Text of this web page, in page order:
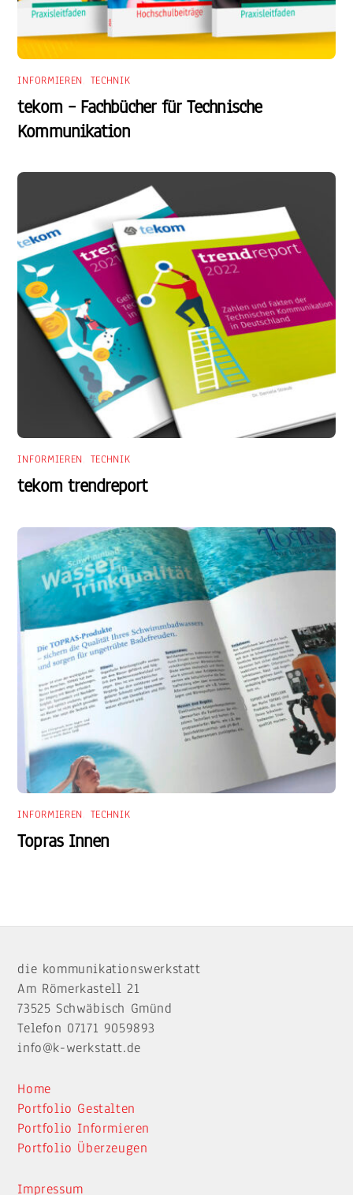
INFORMIEREN TECHNIK
tekom – Fachbücher für Technische
Kommunikation
INFORMIEREN TECHNIK
tekom trendreport
INFORMIEREN TECHNIK
Topras Innen
To
Top
die kommunikationswerkstatt
Am Römerkastell 21
73525 Schwäbisch Gmünd
Telefon 07171 9059893
info@k-werkstatt.de
Home
Portfolio Gestalten
Portfolio Informieren
Portfolio Überzeugen
Impressum